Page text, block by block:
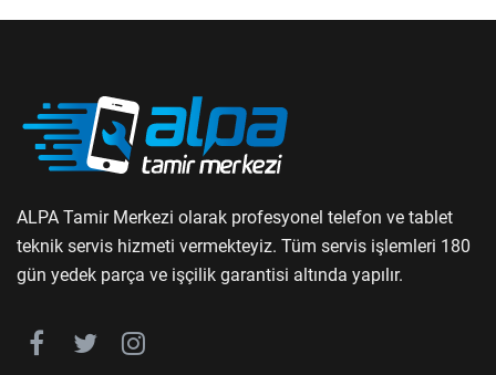
ALPA Tamir Merkezi olarak profesyonel telefon ve tablet
teknik servis hizmeti vermekteyiz. Tüm servis işlemleri 180
gün yedek parça ve işçilik garantisi altında yapılır.